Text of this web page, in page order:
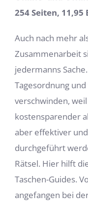
254 Seiten, 11,95
Auch nach mehr
Zusammenarbeit
jedermanns
Tagesordnung
verschwinden,
kostensparender
aber effektiver
durchgeführt
Rätsel. Hier hilft
Taschen-Guides.
angefangen bei